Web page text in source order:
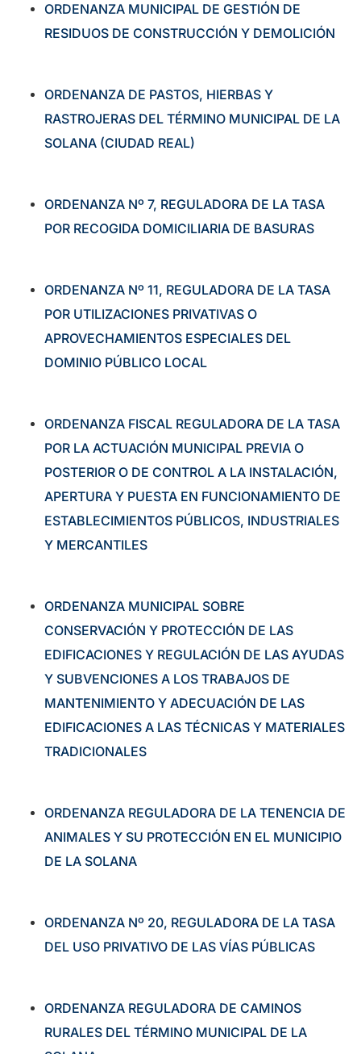
ORDENANZA MUNICIPAL DE GESTIÓN DE
RESIDUOS DE CONSTRUCCIÓN Y DEMOLICIÓN
ORDENANZA DE PASTOS, HIERBAS Y
RASTROJERAS DEL TÉRMINO MUNICIPAL DE LA
SOLANA (CIUDAD REAL)
ORDENANZA Nº 7, REGULADORA DE LA TASA
POR RECOGIDA DOMICILIARIA DE BASURAS
ORDENANZA Nº 11, REGULADORA DE LA TASA
POR UTILIZACIONES PRIVATIVAS O
APROVECHAMIENTOS ESPECIALES DEL
DOMINIO PÚBLICO LOCAL
ORDENANZA FISCAL REGULADORA DE LA TASA
POR LA ACTUACIÓN MUNICIPAL PREVIA O
POSTERIOR O DE CONTROL A LA INSTALACIÓN,
APERTURA Y PUESTA EN FUNCIONAMIENTO DE
ESTABLECIMIENTOS PÚBLICOS, INDUSTRIALES
Y MERCANTILES
ORDENANZA MUNICIPAL SOBRE
CONSERVACIÓN Y PROTECCIÓN DE LAS
EDIFICACIONES Y REGULACIÓN DE LAS AYUDAS
Y SUBVENCIONES A LOS TRABAJOS DE
MANTENIMIENTO Y ADECUACIÓN DE LAS
EDIFICACIONES A LAS TÉCNICAS Y MATERIALES
TRADICIONALES
ORDENANZA REGULADORA DE LA TENENCIA DE
ANIMALES Y SU PROTECCIÓN EN EL MUNICIPIO
DE LA SOLANA
ORDENANZA Nº 20, REGULADORA DE LA TASA
DEL USO PRIVATIVO DE LAS VÍAS PÚBLICAS
ORDENANZA REGULADORA DE CAMINOS
RURALES DEL TÉRMINO MUNICIPAL DE LA